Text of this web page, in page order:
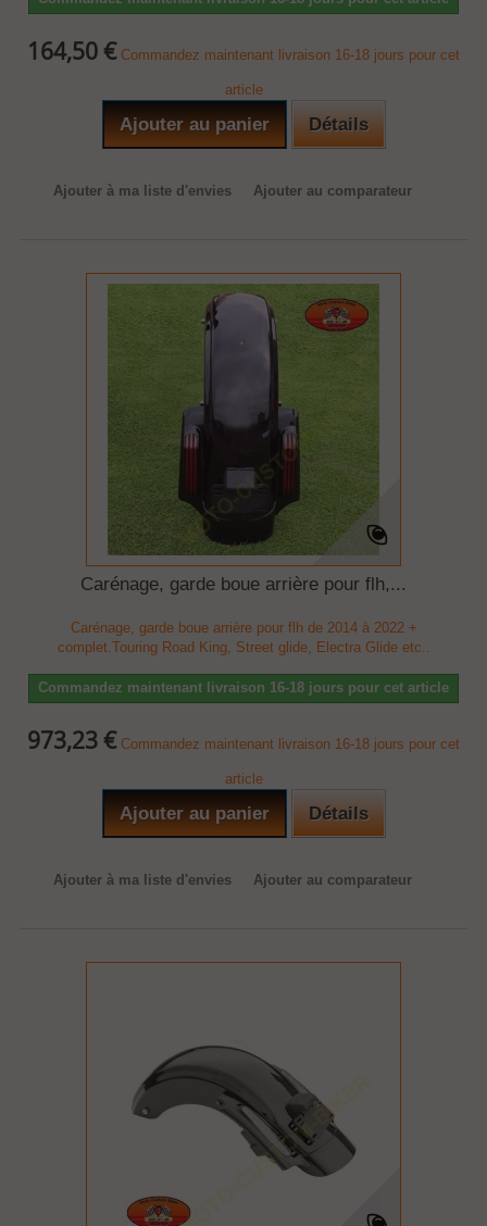
164,50 € Commandez maintenant livraison 16-18 jours pour cet
article
Ajouter au panier Détails
Ajouter à ma liste d'envies Ajouter au comparateur
Carénage, garde boue arrière pour flh,...
Carénage, garde boue arrière pour flh de 2014 à 2022 +
complet.Touring Road King, Street glide, Electra Glide etc..
Commandez maintenant livraison 16-18 jours pour cet article
973,23 € Commandez maintenant livraison 16-18 jours pour cet
article
Ajouter au panier Détails
Ajouter à ma liste d'envies Ajouter au comparateur